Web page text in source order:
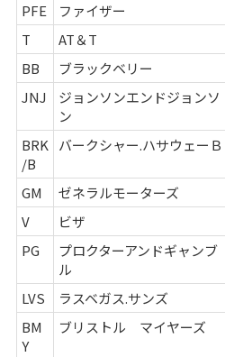
PFE
ファイザー
T
AT＆T
BB
ブラックベリー
JNJ
ジョンソンエンドジョンソ
ン
BRK
/B
バークシャー.ハサウェーＢ
GM ゼネラルモーターズ
V
ビザ
PG
プロクターアンドギャンブ
ル
LVS ラスベガス.サンズ
BM
Y
ブリストル マイヤーズ